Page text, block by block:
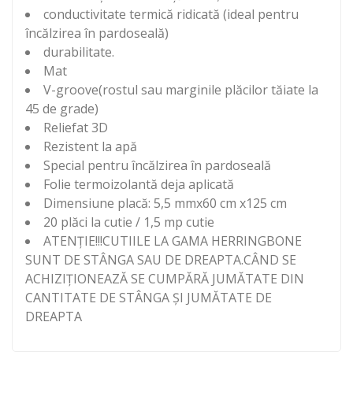
conductivitate termică ridicată (ideal pentru
încălzirea în pardoseală)
durabilitate.
Mat
V-groove(rostul sau marginile plăcilor tăiate la
45 de grade)
Reliefat 3D
Rezistent la apă
Special pentru încălzirea în pardoseală
Folie termoizolantă deja aplicată
Dimensiune placă: 5,5 mmx60 cm x125 cm
20 plăci la cutie / 1,5 mp cutie
ATENȚIE!!!CUTIILE LA GAMA HERRINGBONE
SUNT DE STÂNGA SAU DE DREAPTA.CÂND SE
ACHIZIȚIONEAZĂ SE CUMPĂRĂ JUMĂTATE DIN
CANTITATE DE STÂNGA ȘI JUMĂTATE DE
DREAPTA